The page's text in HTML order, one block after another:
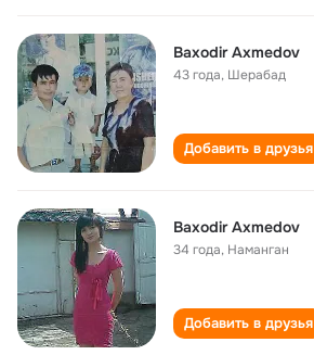
Baxodir Axmedov
43 года, Шерабад
Добавить в друзья
Baxodir Axmedov
34 года, Наманган
Добавить в друзья